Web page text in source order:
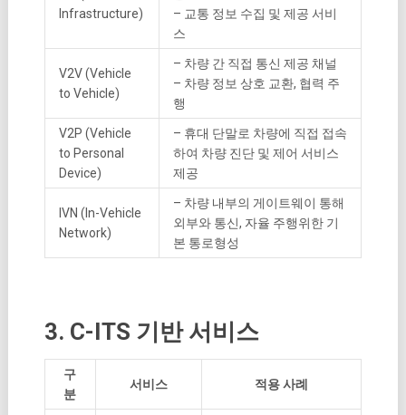
Infrastructure)
– 교통 정보 수집 및 제공 서비
스
V2V (Vehicle
to Vehicle)
– 차량 간 직접 통신 제공 채널
– 차량 정보 상호 교환, 협력 주
행
V2P (Vehicle
to Personal
Device)
– 휴대 단말로 차량에 직접 접속
하여 차량 진단 및 제어 서비스
제공
IVN (In-Vehicle
Network)
– 차량 내부의 게이트웨이 통해
외부와 통신, 자율 주행위한 기
본 통로형성
3. C-ITS 기반 서비스
구
분
서비스 적용 사례